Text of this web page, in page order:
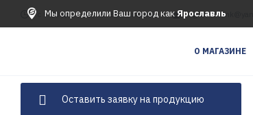
Мы определили Ваш город как Ярославль
c 9:00 до 17:00, СБ-ВС выходной
О МАГАЗИНЕ
Оставить заявку на продукцию